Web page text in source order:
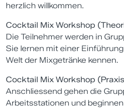
herzlich willkommen.
Cocktail Mix Workshop
Die Teilnehmer werden in
Sie lernen mit einer
Welt der Mixgetränke kennen.
Cocktail Mix Workshop
Anschliessend gehen die
Arbeitsstationen und